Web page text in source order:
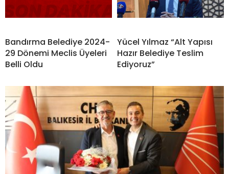
Bandırma Belediye 2024-
29 Dönemi Meclis Üyeleri
Belli Oldu
Yücel Yılmaz “Alt Yapısı
Hazır Belediye Teslim
Ediyoruz”